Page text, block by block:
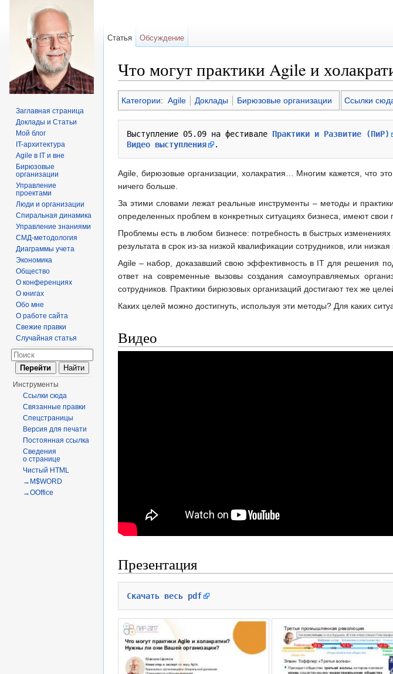
Что могут практики Agile и
Категории: Agile Доклады Бирюзовые организации Ссылки
Выступление 05.09 на фестивале Практики и Развитие (ПиР)
Видео выступления
Agile, бирюзовые организации, холакратия… Многим кажется, что
ничего больше.
За этими словами лежат реальные инструменты – методы и
определенных проблем в конкретных ситуациях бизнеса, имеют
Проблемы есть в любом бизнесе: потребность в быстрых изменениях
результата в срок из-за низкой квалификации сотрудников, или
Agile – набор, доказавший свою эффективность в IT для решения
ответ на современные вызовы создания самоуправляемых
сотрудников. Практики бирюзовых организаций достигают тех же
Каких целей можно достигнуть, используя эти методы? Для каких
Видео
Презентация
Скачать весь pdf
Статья Обсуждение
Заглавная страница
Доклады и Статьи
Мой блог
IT-архитектура
Agile в IT и вне
Бирюзовые
организации
Управление
проектами
Люди и организации
Спиральная динамика
Управление знаниями
СМД-методология
Диаграммы учета
Экономика
Общество
О конференциях
О книгах
Обо мне
О работе сайта
Свежие правки
Случайная статья
Инструменты
Ссылки сюда
Связанные правки
Спецстраницы
Версия для печати
Постоянная ссылка
Сведения
о странице
Чистый HTML
→M$WORD
→OOffice